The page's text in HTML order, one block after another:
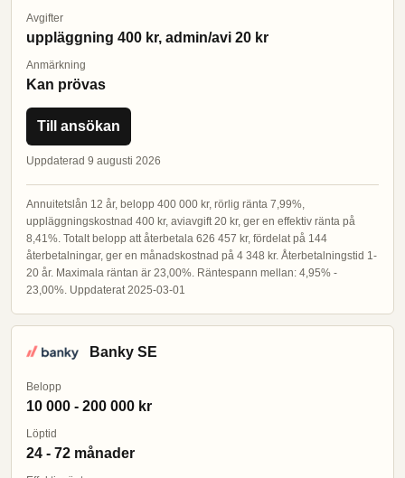
Avgifter
uppläggning 400 kr, admin/avi 20 kr
Anmärkning
Kan prövas
Till ansökan
Uppdaterad 9 augusti 2026
Annuitetslån 12 år, belopp 400 000 kr, rörlig ränta 7,99%,
uppläggningskostnad 400 kr, aviavgift 20 kr, ger en effektiv ränta på
8,41%. Totalt belopp att återbetala 626 457 kr, fördelat på 144
återbetalningar, ger en månadskostnad på 4 348 kr. Återbetalningstid 1-
20 år. Maximala räntan är 23,00%. Räntespann mellan: 4,95% -
23,00%. Uppdaterat 2025-03-01
Banky SE
Belopp
10 000 - 200 000 kr
Löptid
24 - 72 månader